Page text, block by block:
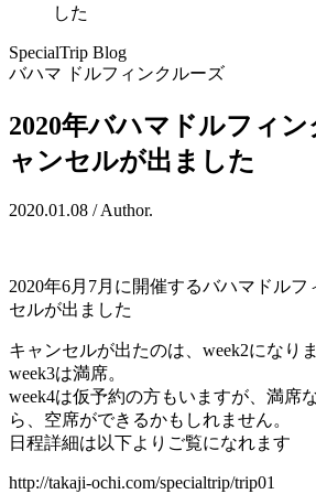
した
SpecialTrip Blog
バハマ ドルフィンクルーズ
2020年バハマドルフィ
ャンセルが出ました
2020.01.08 / Author.
2020年6月7月に開催するバハマドル
セルが出ました
キャンセルが出たのは、week2になり
week3は満席。
week4は仮予約の方もいますが、満席
ら、空席ができるかもしれません。
日程詳細は以下よりご覧になれます
http://takaji-ochi.com/specialtrip/trip01